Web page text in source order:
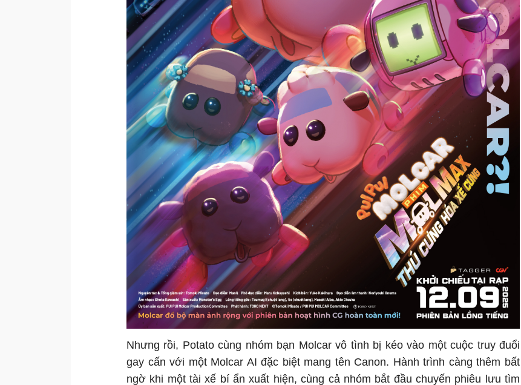
Nhưng rồi, Potato cùng nhóm bạn Molcar vô tình bị kéo vào một cuộc truy đuổi
gay cấn với một Molcar AI đặc biệt mang tên Canon. Hành trình càng thêm bất
ngờ khi một tài xế bí ẩn xuất hiện, cùng cả nhóm bắt đầu chuyến phiêu lưu tìm